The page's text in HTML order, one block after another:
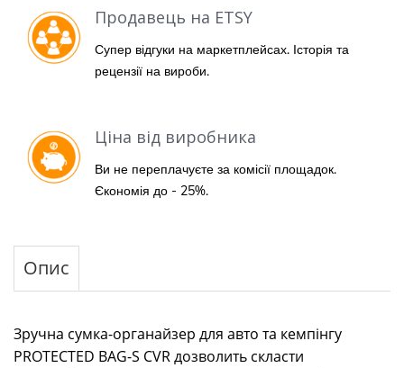
Продавець на ETSY
Супер відгуки на маркетплейсах. Історія та
рецензії на вироби.
Ціна від виробника
Ви не переплачуєте за комісії площадок.
Єкономія до - 25%.
Опис
Зручна сумка-органайзер для авто та кемпінгу
PROTECTED BAG-S CVR дозволить скласти